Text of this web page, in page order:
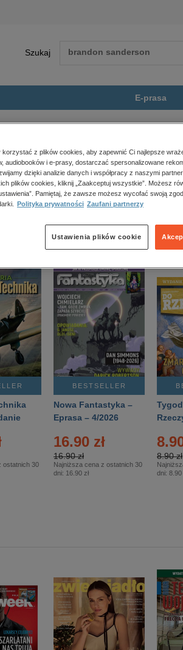
Szukaj
E-prasa
polityka, społeczno-informacyjne
psychologiczne
inne
popularno-naukowe
historia
zdrowie
religie
nie jest dostępny.
ostatnich 30
BESTSELLER
Nowa Fantastyka –
Eprasa – 4/2026
16.90 zł
16.90 zł
Najniższa cena z ostatnich 30
dni: 16.90 zł
8.90 zł
dni: 8.90
korzystać z plików cookies, aby zapewnić Ci najlepsze
audiobooków i e-prasy, dostarczać spersonalizowane
dzięki analizie danych i współpracy z naszymi
plików cookies, kliknij „Zaakceptuj wszystkie”. Możesz
ustawienia”. Pamiętaj, że zawsze możesz wycofać swoją
Polityka prywatności Zaufani partnerzy
Ustawienia plików cookie